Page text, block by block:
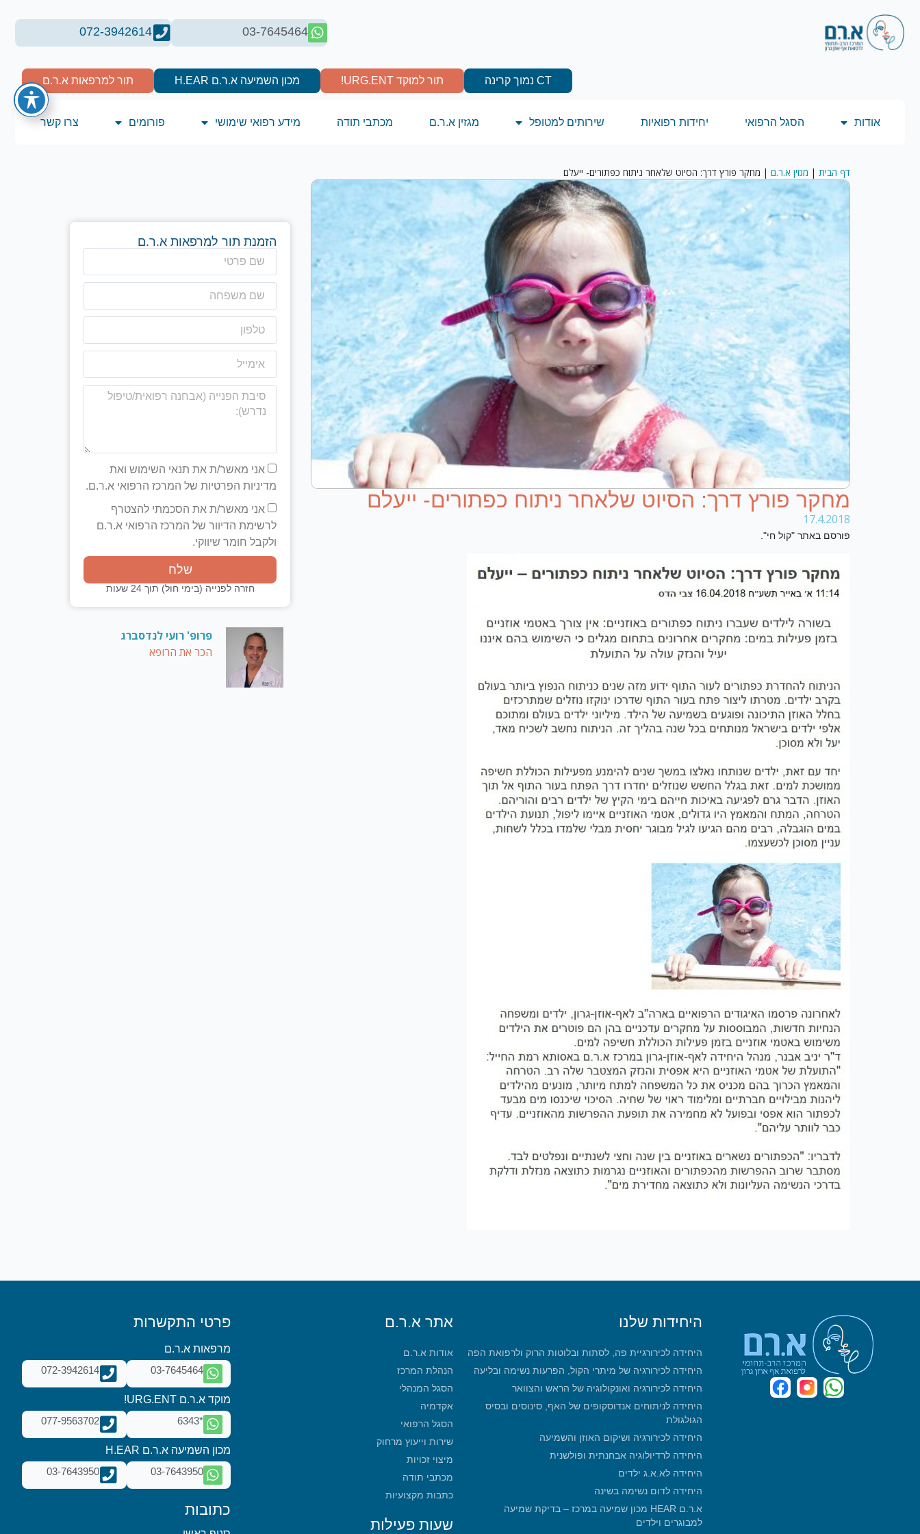
03-7645464
072-3942614
תור למרפאות א.ר.ם מכון השמיעה א.ר.ם H.EAR תור למוקד URG.ENT! CT נמוך קרינה
אודות הסגל הרפואי יחידות רפואיות שירותים למטופל מגזין א.ר.ם מכתבי תודה מידע רפואי שימושי פורומים צרו קשר
דף הבית | מגזין א.ר.ם | מחקר פורץ דרך: הסיוט שלאחר ניתוח כפתורים- ייעלם
מחקר פורץ דרך: הסיוט שלאחר ניתוח כפתורים- ייעלם
17.4.2018
פורסם באתר "קול חי".
הזמנת תור למרפאות א.ר.ם
אני מאשר/ת את תנאי השימוש ואת
מדיניות הפרטיות של המרכז הרפואי א.ר.ם.
אני מאשר/ת את הסכמתי להצטרף
לרשימת הדיוור של המרכז הרפואי א.ר.ם
ולקבל חומר שיווקי.
שלח
חזרה לפנייה (בימי חול) תוך 24 שעות
פרופ' רועי לנדסברג
הכר את הרופא
היחידות שלנו
היחידה לכירורגיית פה, לסתות ובלוטות הרוק ולרפואת הפה
היחידה לכירורגיה של מיתרי הקול, הפרעות נשימה ובליעה
היחידה לכירורגיה ואונקולוגיה של הראש והצוואר
היחידה לניתוחים אנדוסקופים של האף, סינוסים ובסיס
הגולגולת
היחידה לכירורגיה ושיקום האוזן והשמיעה
היחידה לרדיולוגיה אבחנתית ופולשנית
היחידה לא.א.ג ילדים
היחידה לדום נשימה בשינה
א.ר.ם HEAR מכון שמיעה במרכז – בדיקת שמיעה
למבוגרים וילדים
אתר א.ר.ם
אודות א.ר.ם
הנהלת המרכז
הסגל המנהלי
אקדמיה
הסגל הרפואי
שירות וייעוץ מרחוק
מיצוי זכויות
מכתבי תודה
כתבות מקצועיות
שעות פעילות
פרטי התקשרות
מרפאות א.ר.ם
03-7645464
072-3942614
מוקד א.ר.ם URG.ENT!
*6343
077-9563702
מכון השמיעה א.ר.ם H.EAR
03-7643950
03-7643950
כתובות